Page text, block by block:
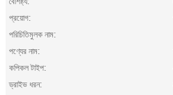
প্রয়োগ:
পরিচিতিমুলক নাম:
পণ্যের নাম:
কপিকল টাইপ:
ড্রাইভ ধরন: